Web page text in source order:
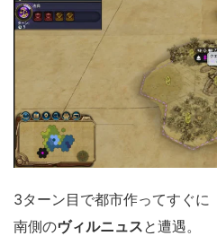
3ターン目で都市作ってすぐに
南側のヴィルニュスと遭遇。